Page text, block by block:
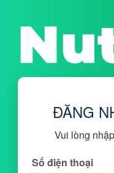
ĐĂNG
Vui lòng
Số điện thoại